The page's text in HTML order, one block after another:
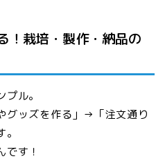
！栽培・製作・納品の
ル。
グッズを作る」→「注文通り
す！